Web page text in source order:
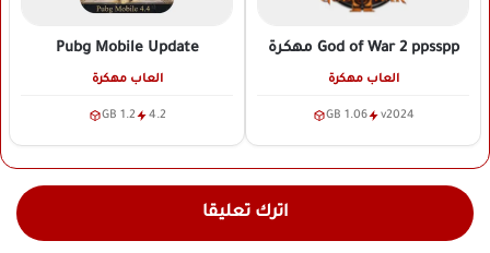
God of War 2 ppsspp مهكرة
العاب مهكرة
v2024
1.06 GB
Pubg Mobile Update
العاب مهكرة
4.2
1.2 GB
اترك تعليقا